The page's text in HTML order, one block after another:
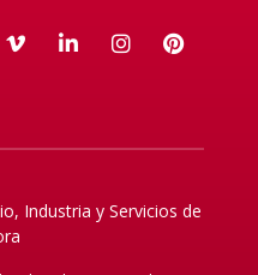
VimeoLinkedIn
Industria y Servicios de